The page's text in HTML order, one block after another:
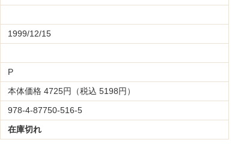
1999/12/15
P
本体価格 4725円（税込 5198円）
978-4-87750-516-5
在庫切れ